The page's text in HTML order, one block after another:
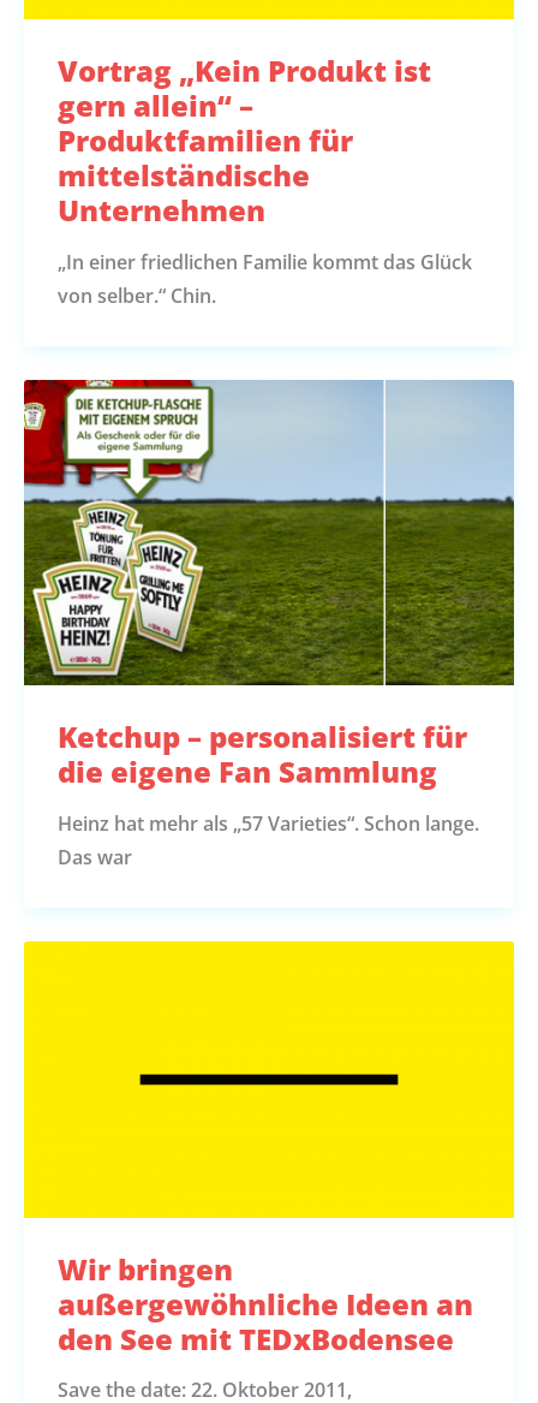
Vortrag „Kein Produkt ist
gern allein“ –
Produktfamilien für
mittelständische
Unternehmen
„In einer friedlichen Familie kommt das Glück
von selber.“ Chin.
Ketchup – personalisiert für
die eigene Fan Sammlung
Heinz hat mehr als „57 Varieties“. Schon lange.
Das war
Wir bringen
außergewöhnliche Ideen an
den See mit TEDxBodensee
Save the date: 22. Oktober 2011,